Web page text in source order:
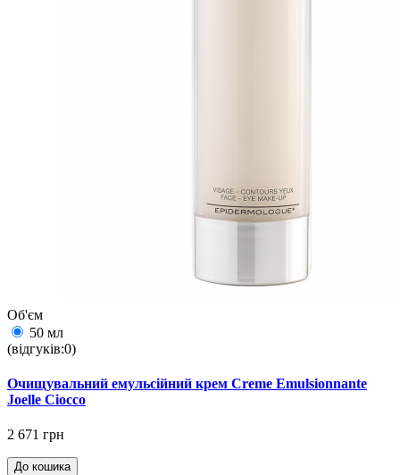
Об'єм
50 мл
(відгуків:0)
Очищувальний емульсійний крем Creme Emulsionnante
Joelle Ciocco
2 671 грн
До кошика